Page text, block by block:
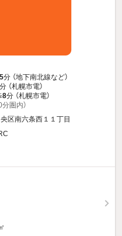
分 （地下南北線など）
分 （札幌市電）
8分 （札幌市電）
圏内）
区南六条西１１丁目